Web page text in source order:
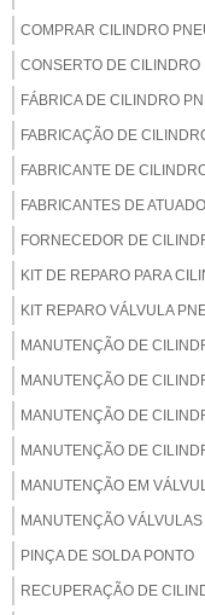
COMPRAR CILINDRO
CONSERTO DE CILINDRO
FÁBRICA DE CILINDRO
FABRICAÇÃO DE
FABRICANTE DE
FABRICANTES DE
FORNECEDOR DE
KIT DE REPARO PARA
KIT REPARO VÁLVULA
MANUTENÇÃO DE
MANUTENÇÃO DE
MANUTENÇÃO DE
MANUTENÇÃO DE
MANUTENÇÃO EM
MANUTENÇÃO
PINÇA DE SOLDA PONTO
RECUPERAÇÃO DE